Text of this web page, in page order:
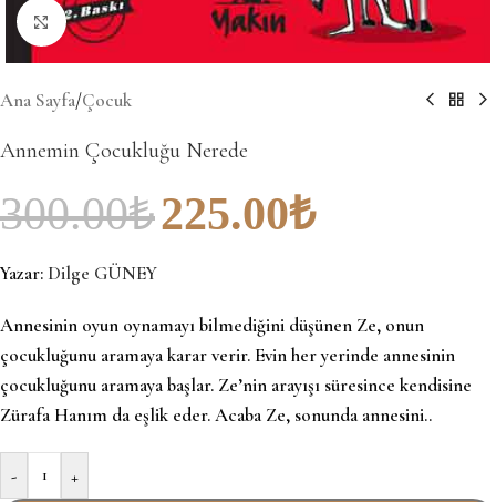
Büyütmek için tıklayın
Ana Sayfa/Çocuk
Annemin Çocukluğu Nerede
300.00₺225.00₺
Yazar: Dilge GÜNEY
Annesinin oyun oynamayı bilmediğini düşünen Ze, onun
çocukluğunu aramaya karar verir. Evin her yerinde annesinin
çocukluğunu aramaya başlar. Ze’nin arayışı süresince kendisine
Zürafa Hanım da eşlik eder. Acaba Ze, sonunda annesini..
- +